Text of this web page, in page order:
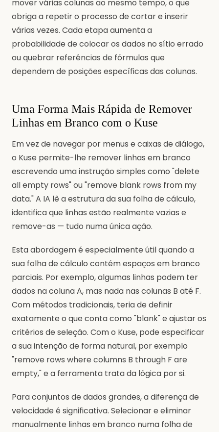
mover várias colunas ao mesmo tempo, o que
obriga a repetir o processo de cortar e inserir
várias vezes. Cada etapa aumenta a
probabilidade de colocar os dados no sítio errado
ou quebrar referências de fórmulas que
dependem de posições específicas das colunas.
Uma Forma Mais Rápida de Remover
Linhas em Branco com o Kuse
Em vez de navegar por menus e caixas de diálogo,
o Kuse permite-lhe remover linhas em branco
escrevendo uma instrução simples como "delete
all empty rows" ou "remove blank rows from my
data." A IA lê a estrutura da sua folha de cálculo,
identifica que linhas estão realmente vazias e
remove-as — tudo numa única ação.
Esta abordagem é especialmente útil quando a
sua folha de cálculo contém espaços em branco
parciais. Por exemplo, algumas linhas podem ter
dados na coluna A, mas nada nas colunas B até F.
Com métodos tradicionais, teria de definir
exatamente o que conta como "blank" e ajustar os
critérios de seleção. Com o Kuse, pode especificar
a sua intenção de forma natural, por exemplo
"remove rows where columns B through F are
empty," e a ferramenta trata da lógica por si.
Para conjuntos de dados grandes, a diferença de
velocidade é significativa. Selecionar e eliminar
manualmente linhas em branco numa folha de